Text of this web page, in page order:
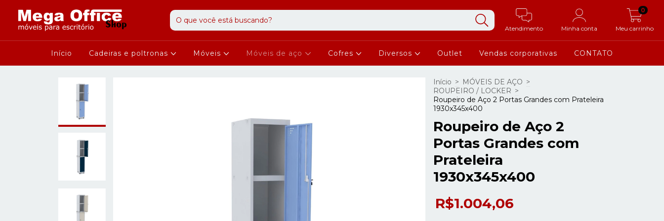
Atendimento Minha conta Meu carrinho
0
Início Cadeiras e poltronas Móveis Móveis de aço Cofres Diversos Outlet Vendas corporativas CONTATO
Início > MÓVEIS DE AÇO >
ROUPEIRO / LOCKER >
Roupeiro de Aço 2 Portas Grandes com Prateleira
1930x345x400
Roupeiro de Aço 2
Portas Grandes com
Prateleira
1930x345x400
R$1.004,06